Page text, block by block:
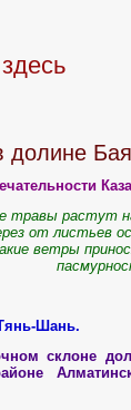
долине
травы растут
от листьев
ветры
Шань.
склоне